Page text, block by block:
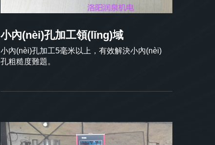
小內(nèi)孔加工領(lǐng)域
小內(nèi)孔加工5毫米以上，有效解決小內(nèi)
孔粗糙度難題。